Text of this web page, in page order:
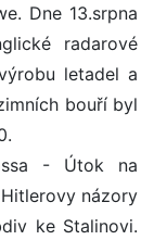
Dne 13.srpna
radarové
letadel a
bouří byl
- Útok na
názory
ke Stalinovi.